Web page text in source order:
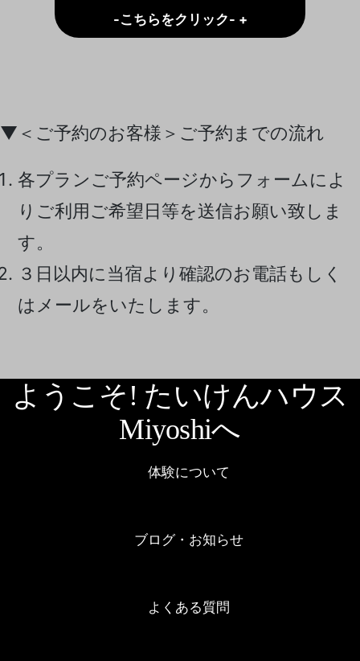
-こちらをクリック- +
▼＜ご予約のお客様＞ご予約までの流れ
各プランご予約ページからフォームによ
りご利用ご希望日等を送信お願い致しま
す。
３日以内に当宿より確認のお電話もしく
はメールをいたします。
ようこそ! たいけんハウス
Miyoshiへ
体験について
ブログ・お知らせ
よくある質問